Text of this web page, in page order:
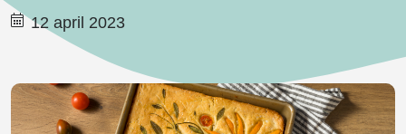
12 april 2023